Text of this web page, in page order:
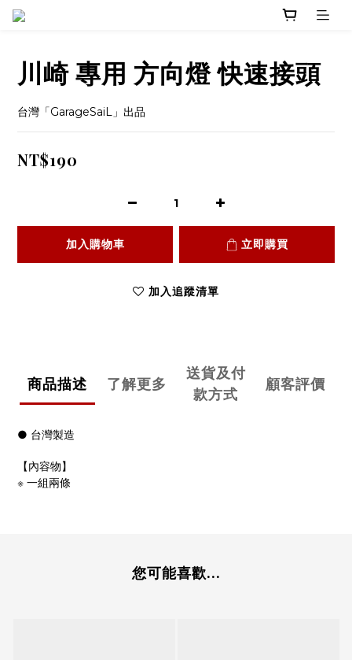
川崎 專用 方向燈 快速接頭
台灣「GarageSaiL」出品
NT$190
加入購物車 立即購買
加入追蹤清單
商品描述 了解更多
送貨及付
款方式
顧客評價
● 台灣製造
【內容物】
※ 一組兩條
您可能喜歡...